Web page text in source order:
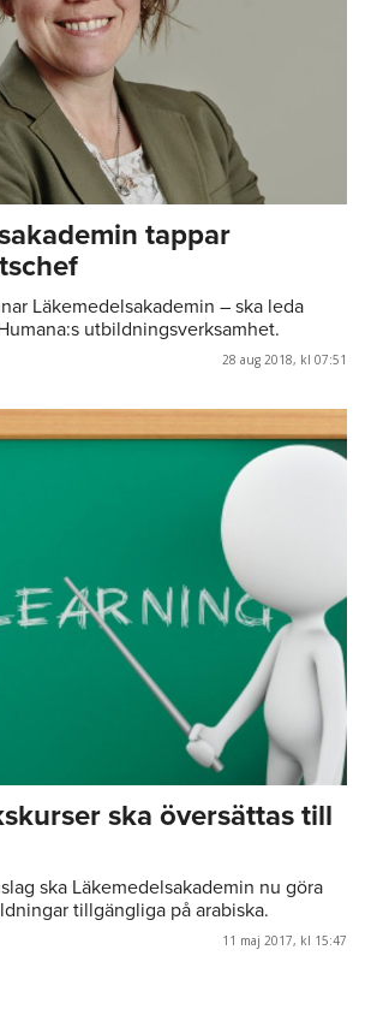
tappar
Läkemedelsakademin – ska leda
utbildningsverksamhet.
28 aug 2018, kl 07:51
ska översättas till
ska Läkemedelsakademin nu göra
tillgängliga på arabiska.
11 maj 2017, kl 15:47